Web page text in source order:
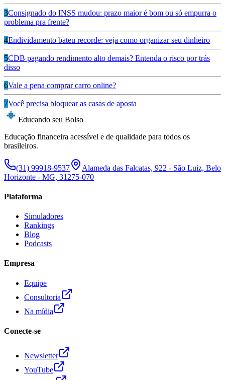
3Consignado do INSS mudou: prazo maior é bom ou só empurra o
problema pra frente?
4Endividamento bateu recorde: veja como organizar seu dinheiro
5CDB pagando rendimento alto demais? Entenda o risco por trás
disso
6Vale a pena comprar carro online?
7Você precisa bloquear as casas de aposta
Educando seu Bolso
Educação financeira acessível e de qualidade para todos os
brasileiros.
(31) 99918-9537
Alameda das Falcatas, 922 - São Luiz, Belo
Horizonte - MG, 31275-070
Plataforma
Simuladores
Rankings
Blog
Podcasts
Empresa
Equipe
Consultoria
Na mídia
Conecte-se
Newsletter
YouTube